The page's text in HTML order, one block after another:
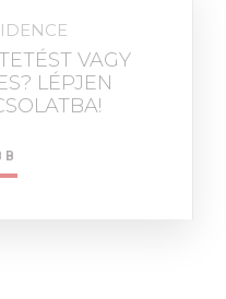
VAGY
LÉPJEN